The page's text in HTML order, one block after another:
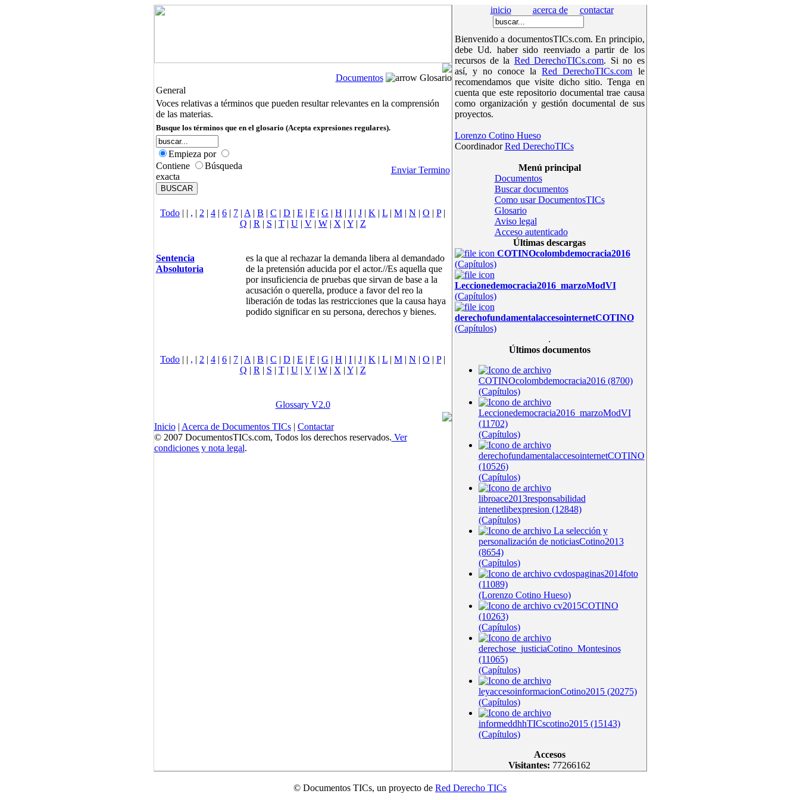
Documentos
Glosario
General
Voces relativas a términos que pueden resultar relevantes en la comprensión
de las materias.
Busque los términos que en el glosario (Acepta expresiones regulares).
Empieza por
Contiene
Búsqueda
exacta
Enviar Termino
Todo | | , | 2 | 4 | 6 | 7 | A | B | C | D | E | F | G | H | I | J | K | L | M | N | O | P|
Q | R | S | T| U| V| W| X | Y| Z
Sentencia
Absolutoria
es la que al rechazar la demanda libera al demandado
de la pretensión aducida por el actor.//Es aquella que
por insuficiencia de pruebas que sirvan de base a la
acusación o querella, produce a favor del reo la
liberación de todas las restricciones que la causa haya
podido significar en su persona, derechos y bienes.
Todo | | , | 2 | 4 | 6 | 7 | A | B | C | D | E | F | G | H | I | J | K | L | M | N | O | P|
Q | R | S | T| U| V| W| X | Y| Z
Glossary V2.0
Inicio| Acerca de Documentos TICs| Contactar
© 2007 DocumentosTICs.com, Todos los derechos reservados. Ver
condiciones y nota legal.
inicio acerca de contactar
Bienvenido a documentosTICs.com. En principio,
debe Ud. haber sido reenviado a partir de los
recursos de la Red DerechoTICs.com. Si no es
así, y no conoce laRed DerechoTICs.com le
recomendamos que visite dicho sitio. Tenga en
cuenta que este repositorio documental trae causa
como organización y gestión documental de sus
proyectos.
Lorenzo Cotino Hueso
CoordinadorRed DerechoTICs
Menú principal
Documentos
Buscar documentos
Como usar DocumentosTICs
Glosario
Aviso legal
Acceso autenticado
Últimas descargas
COTINOcolombdemocracia2016
(Capítulos)
Leccionedemocracia2016_marzoModVI
(Capítulos)
derechofundamentalaccesointernetCOTINO
(Capítulos)
.
Últimos documentos
COTINOcolombdemocracia2016 (8700)
(Capítulos)
Leccionedemocracia2016_marzoModVI
(11702)
(Capítulos)
derechofundamentalaccesointernetCOTINO
(10526)
(Capítulos)
libroace2013responsabilidad
intenetlibexpresion (12848)
(Capítulos)
La selección y
personalización de noticiasCotino2013
(8654)
(Capítulos)
cvdospaginas2014foto
(11089)
(Lorenzo Cotino Hueso)
cv2015COTINO
(10263)
(Capítulos)
derechose_justiciaCotino_Montesinos
(11065)
(Capítulos)
leyaccesoinformacionCotino2015 (20275)
(Capítulos)
informeddhhTICscotino2015 (15143)
(Capítulos)
Accesos
Visitantes: 77266162
© Documentos TICs, un proyecto de Red Derecho TICs